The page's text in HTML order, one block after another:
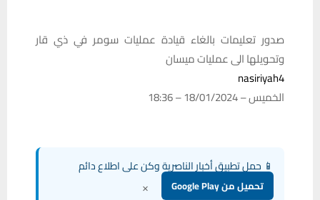
صدور تعليمات بالغاء قيادة عمليات سومر في ذي قار
وتحويلها الى عمليات ميسان
nasiriyah4
الخميس – 18/01/2024 – 18:36
📱 حمل تطبيق أخبار الناصرية وكن على اطلاع دائم
تحميل من Google Play ×